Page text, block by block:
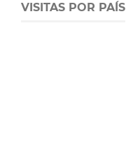
VISITAS POR PAÍS